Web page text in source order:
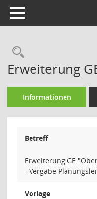
Toggle navigation
Erweiterung
Informationen
Betreff
Erweiterung GE
- Vergabe
Vorlage